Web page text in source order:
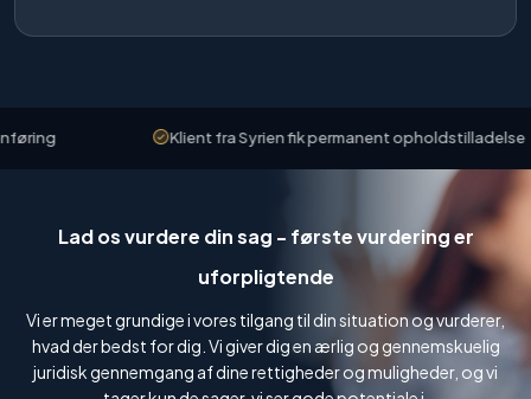
Klient fra Syrien fik permanent opholdstilladelse
Lad os vurdere din sag - første vurdering er
uforpligtende
Vi er meget grundige i vores tilgang til din situation og vurderer,
hvad der bedst for dig. Vi giver dig en ærlig og gennemskuelig
juridisk gennemgang af dine rettigheder og muligheder, og vi